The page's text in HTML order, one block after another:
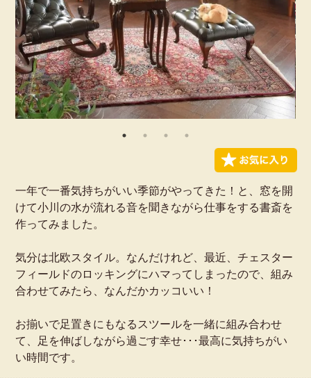
一年で一番気持ちがいい季節がやってきた！と、窓を開
けて小川の水が流れる音を聞きながら仕事をする書斎を
作ってみました。
気分は北欧スタイル。なんだけれど、最近、チェスター
フィールドのロッキングにハマってしまったので、組み
合わせてみたら、なんだかカッコいい！
お揃いで足置きにもなるスツールを一緒に組み合わせ
て、足を伸ばしながら過ごす幸せ･･･最高に気持ちがい
い時間です。